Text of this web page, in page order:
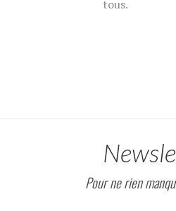
tous.
Pour ne rien